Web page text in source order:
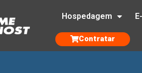
Hospedagem
Contratar